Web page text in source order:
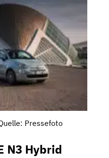
Pressefoto
N3 Hybrid